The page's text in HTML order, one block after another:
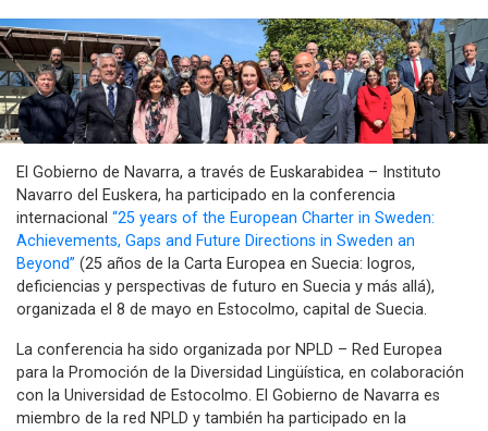
El Gobierno de Navarra, a través de Euskarabidea – Instituto
Navarro del Euskera, ha participado en la conferencia
internacional “25 years of the European Charter in Sweden:
Achievements, Gaps and Future Directions in Sweden an
Beyond” (25 años de la Carta Europea en Suecia: logros,
deficiencias y perspectivas de futuro en Suecia y más allá),
organizada el 8 de mayo en Estocolmo, capital de Suecia.
La conferencia ha sido organizada por NPLD – Red Europea
para la Promoción de la Diversidad Lingüística, en colaboración
con la Universidad de Estocolmo. El Gobierno de Navarra es
miembro de la red NPLD y también ha participado en la